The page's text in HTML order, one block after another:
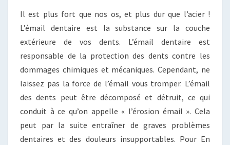
Il est plus fort que nos os, et plus dur que l’acier !
L’émail dentaire est la substance sur la couche
extérieure de vos dents. L’émail dentaire est
responsable de la protection des dents contre les
dommages chimiques et mécaniques. Cependant, ne
laissez pas la force de l’émail vous tromper. L’émail
des dents peut être décomposé et détruit, ce qui
conduit à ce qu’on appelle « l’érosion émail ». Cela
peut par la suite entraîner de graves problèmes
dentaires et des douleurs insupportables. Pour En